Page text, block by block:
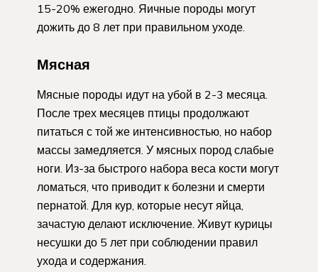
15-20% ежегодно. Яичные породы могут
дожить до 8 лет при правильном уходе.
Мясная
Мясные породы идут на убой в 2-3 месяца.
После трех месяцев птицы продолжают
питаться с той же интенсивностью, но набор
массы замедляется. У мясных пород слабые
ноги. Из-за быстрого набора веса кости могут
ломаться, что приводит к болезни и смерти
пернатой. Для кур, которые несут яйца,
зачастую делают исключение. Живут курицы
несушки до 5 лет при соблюдении правил
ухода и содержания.